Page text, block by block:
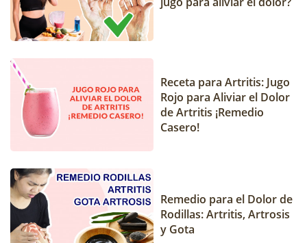
Receta para Artritis: Jugo
Rojo para Aliviar el Dolor
de Artritis ¡Remedio
Casero!
Remedio para el Dolor de
Rodillas: Artritis, Artrosis
y Gota